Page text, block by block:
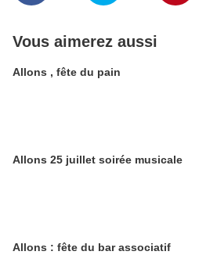
Vous aimerez aussi
Allons , fête du pain
Allons 25 juillet soirée musicale
Allons : fête du bar associatif